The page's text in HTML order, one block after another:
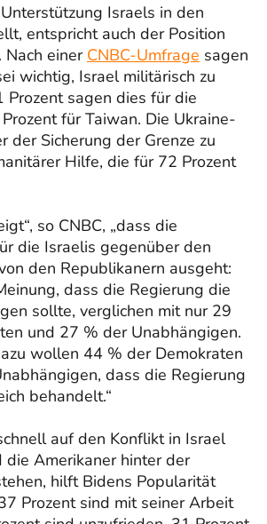
Israels in den
entspricht auch der Position
Nach einer CNBC-Umfrage sagen
wichtig, Israel militärisch zu
Prozent sagen dies für die
für Taiwan. Die Ukraine-
der Sicherung der Grenze zu
Hilfe, die für 72 Prozent
so CNBC, „dass die
die Israelis gegenüber den
den Republikanern ausgeht:
dass die Regierung die
sollte, verglichen mit nur 29
und 27 % der Unabhängigen.
wollen 44 % der Demokraten
dass die Regierung
behandelt.“
auf den Konflikt in Israel
die Amerikaner hinter der
hilft Bidens Popularität
Prozent sind mit seiner Arbeit